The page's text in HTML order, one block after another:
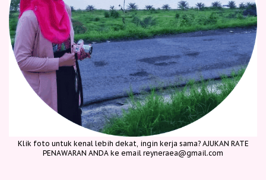
Klik foto untuk kenal lebih dekat, ingin kerja sama? AJUKAN RATE
PENAWARAN ANDA ke email reyneraea@gmail.com